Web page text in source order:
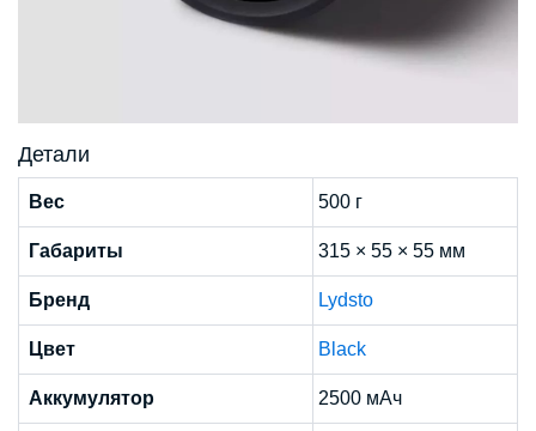
Детали
Вес 500 г
Габариты 315 × 55 × 55 мм
Бренд Lydsto
Цвет Black
Аккумулятор 2500 мАч